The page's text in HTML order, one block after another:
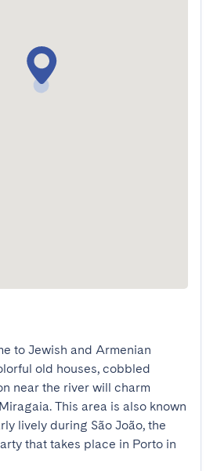
to Jewish and Armenian
old houses, cobbled
near the river will charm
This area is also known
lively during São João, the
that takes place in Porto in